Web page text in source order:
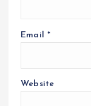
Email *
Website